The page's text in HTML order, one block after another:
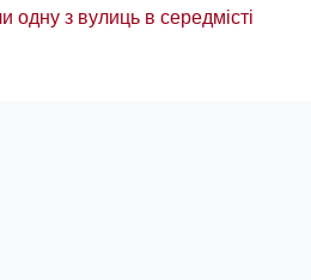
одну з вулиць в середмісті